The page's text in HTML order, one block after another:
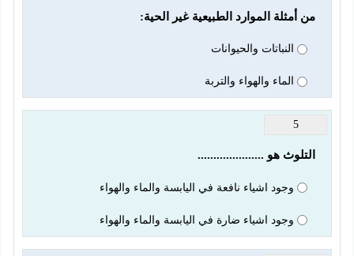
من أمثلة الموارد الطبيعية غير الحية:
النباتات والحيوانات
الماء والهواء والتربة
5
التلوث هو .....................
وجود اشياء نافعة في اليابسة والماء والهواء
وجود اشياء ضارة في اليابسة والماء والهواء